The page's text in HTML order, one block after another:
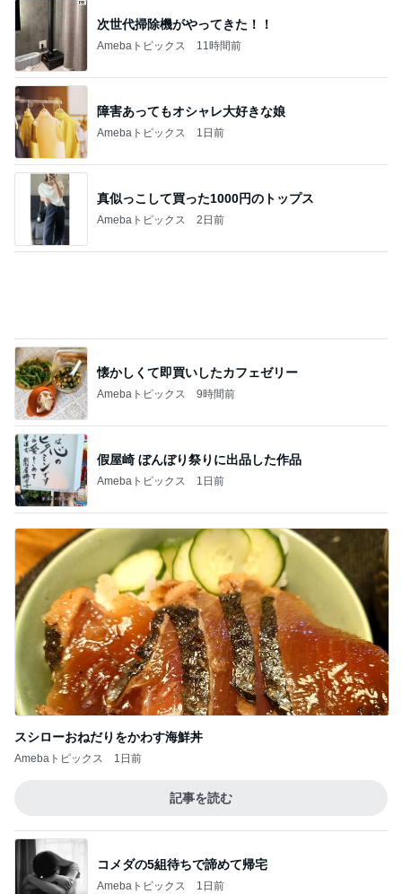
次世代掃除機がやってきた！！
Amebaトピックス 11時間前
障害あってもオシャレ大好きな娘
Amebaトピックス 1日前
真似っこして買った1000円のトップス
Amebaトピックス 2日前
假屋崎 ぼんぼり祭りに出品した作品
Amebaトピックス 1日前
スシローおねだりをかわす海鮮丼
Amebaトピックス 1日前
記事を読む
Amebaトピックス 1日前
家事のテンションが上がる生活雑貨
Amebaトピックス 19時間前